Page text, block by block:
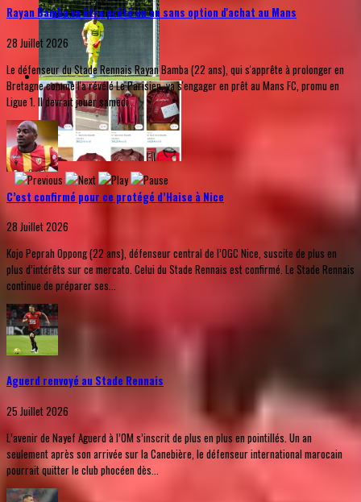
Rayan Bamba va être prêté un an sans option d'achat au Mans
28 Juillet 2026
Le défenseur du Stade Rennais Rayan Bamba (22 ans), qui s'apprête à prolonger en
Bretagne comme l'a révélé Le Parisien, va s'engager en prêt au Mans FC, promu en
Ligue 1. Il devrait jouer samedi...
C’est confirmé pour ce protégé d’Haise à Nice
28 Juillet 2026
Kojo Peprah Oppong (22 ans), défenseur central de l’OGC Nice, suscite de plus en
plus d’intérêts sur ce mercato. Celui du Stade Rennais est confirmé. Le Stade Rennais
continue de préparer ses...
Aguerd renvoyé au Stade Rennais
25 Juillet 2026
L’avenir de Nayef Aguerd à l’OM s’inscrit de plus en plus en pointillés. Un an
seulement après son arrivée sur la Canebière, le défenseur international marocain
pourrait quitter le club phocéen dès...